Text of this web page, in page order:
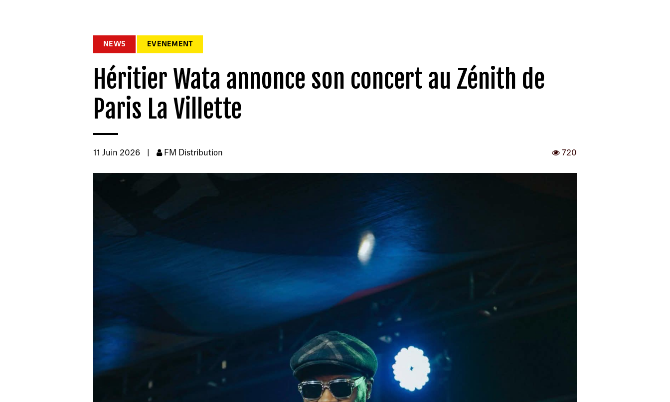
NEWS EVENEMENT
Héritier Wata annonce son concert au Zénith de
Paris La Villette
11 Juin 2026 FM Distribution 720